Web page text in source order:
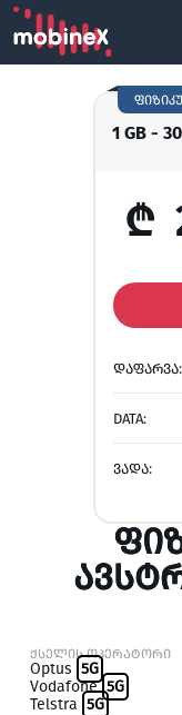
1 GB -
₾
ᲓᲐᲤᲐᲠᲕᲐ:
DATA:
ᲕᲐᲓᲐ:
ქსელის ოპერატორი
Optus 5G
Vodafone 5G
Telstra 5G